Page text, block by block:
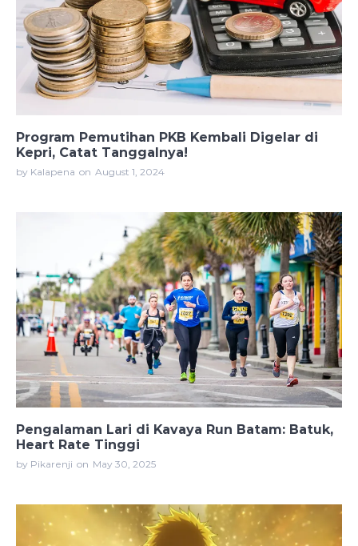
Program Pemutihan PKB Kembali Digelar di
Kepri, Catat Tanggalnya!
by Kalapena on August 1, 2024
Pengalaman Lari di Kavaya Run Batam: Batuk,
Heart Rate Tinggi
by Pikarenji on May 30, 2025